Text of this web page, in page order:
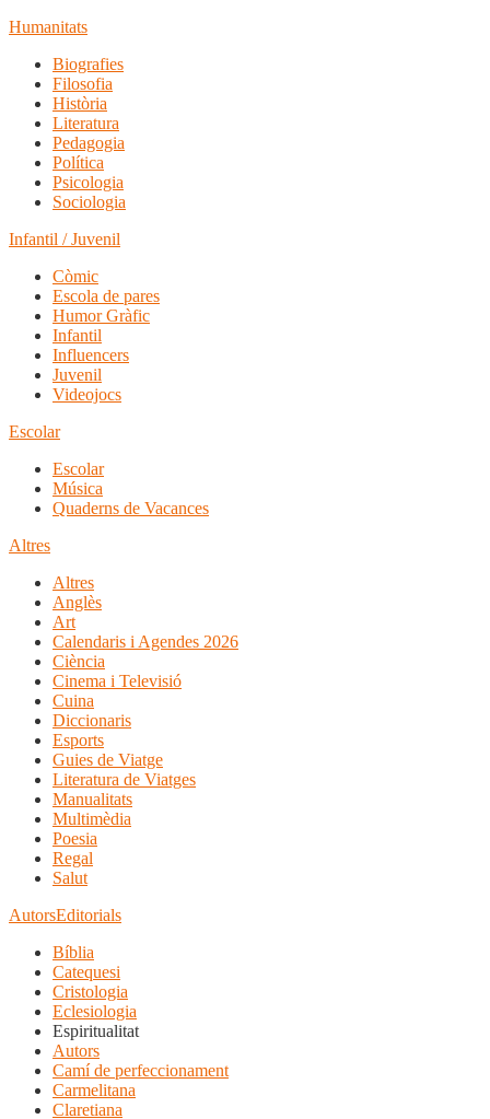
Humanitats
Biografies
Filosofia
Història
Literatura
Pedagogia
Política
Psicologia
Sociologia
Infantil / Juvenil
Còmic
Escola de pares
Humor Gràfic
Infantil
Influencers
Juvenil
Videojocs
Escolar
Escolar
Música
Quaderns de Vacances
Altres
Altres
Anglès
Art
Calendaris i Agendes 2026
Ciència
Cinema i Televisió
Cuina
Diccionaris
Esports
Guies de Viatge
Literatura de Viatges
Manualitats
Multimèdia
Poesia
Regal
Salut
AutorsEditorials
Bíblia
Catequesi
Cristologia
Eclesiologia
Espiritualitat
Autors
Camí de perfeccionament
Carmelitana
Claretiana